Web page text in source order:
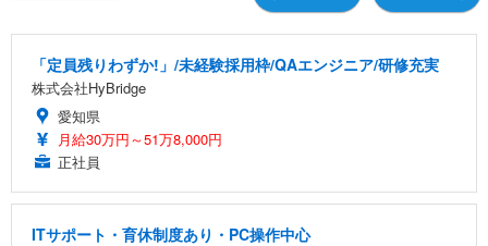
「定員残りわずか!」/未経験採用枠/QAエンジニア/研修充実
株式会社HyBridge
愛知県
月給30万円～51万8,000円
正社員
ITサポート・育休制度あり・PC操作中心